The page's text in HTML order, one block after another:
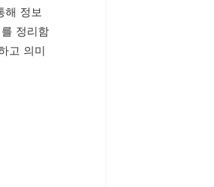
해 정보
정리함
고 의미